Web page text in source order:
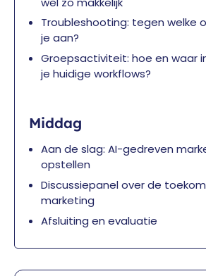
Troubleshooting: tegen welke
je aan?
Groepsactiviteit: hoe en waar
je huidige workflows?
Middag
Aan de slag: AI-gedreven
opstellen
Discussiepanel over de
marketing
Afsluiting en evaluatie